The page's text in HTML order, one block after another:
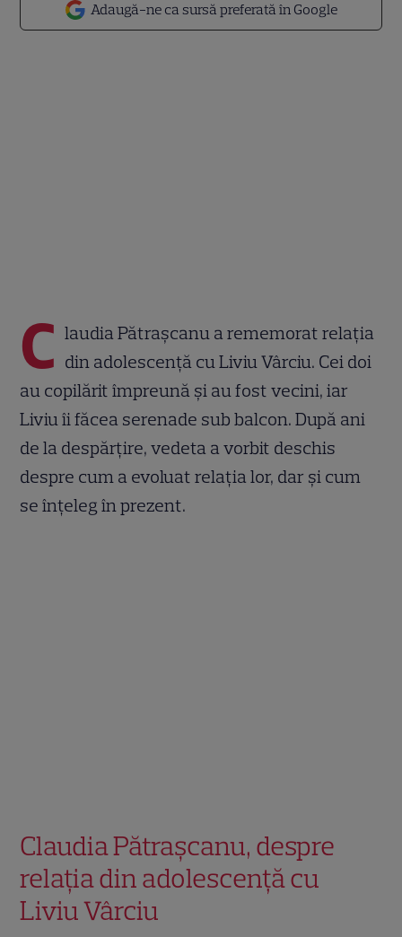
Adaugă-ne ca sursă preferată în Google
C laudia Pătrașcanu a rememorat relația
din adolescență cu Liviu Vârciu. Cei doi
au copilărit împreună și au fost vecini, iar
Liviu îi făcea serenade sub balcon. După ani
de la despărțire, vedeta a vorbit deschis
despre cum a evoluat relația lor, dar și cum
se înțeleg în prezent.
Claudia Pătrașcanu, despre
relația din adolescență cu
Liviu Vârciu